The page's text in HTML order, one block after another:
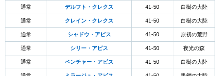
通常 デルフト・クレクス 41-50 白樹の大陸
通常 クレイン・クレクス 41-50 白樹の大陸
通常 シャドウ・アピス 41-50 原初の荒野
通常 シリー・アピス 41-50 夜光の森
通常 ベンチャー・アピス 41-50 白樹の大陸